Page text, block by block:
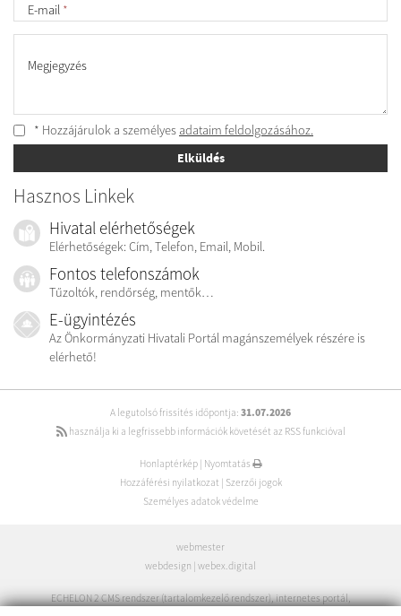
E-mail *
Megjegyzés
* Hozzájárulok a személyes adataim feldolgozásához.
Elküldés
Hasznos Linkek
Hivatal elérhetőségek
Elérhetőségek: Cím, Telefon, Email, Mobil.
Fontos telefonszámok
Tűzoltók, rendőrség, mentők…
E-ügyintézés
Az Önkormányzati Hivatali Portál magánszemélyek részére is
elérhető!
A legutolsó frissítés időpontja: 31.07.2026
használja ki a legfrissebb információk követését az RSS funkcióval
Honlaptérkép| Nyomtatás
Hozzáférési nyilatkozat
Szerzői jogok
Személyes adatok védelme
webmester
webdesign webex.digital
ECHELON 2 CMS rendszer (tartalomkezelő rendszer),internetes portál,